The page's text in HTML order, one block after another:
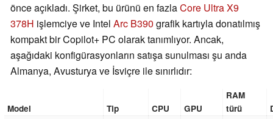
önce açıkladı. Şirket, bu ürünü en fazlaCore Ultra X9
378H işlemciye ve Intel Arc B390 grafik kartıyla donatılmış
kompakt bir Copilot+ PC olarak tanımlıyor. Ancak,
aşağıdaki konfigürasyonların satışa sunulması şu anda
Almanya, Avusturya ve İsviçre ile sınırlıdır:
Model Tip CPU GPU
RAM
türü